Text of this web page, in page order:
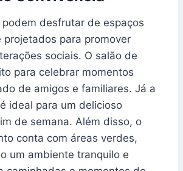
podem desfrutar de espaços
projetados para promover
sociais. O salão de
para celebrar momentos
de amigos e familiares. Já a
ideal para um delicioso
de semana. Além disso, o
conta com áreas verdes,
um ambiente tranquilo e